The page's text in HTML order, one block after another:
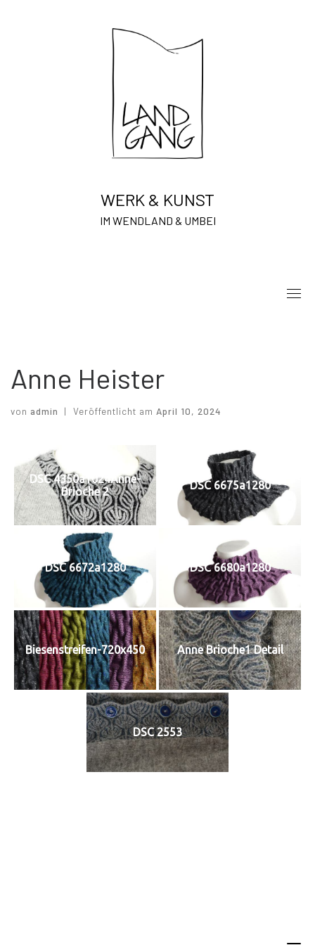
WERK & KUNST
IM WENDLAND & UMBEI
Anne Heister
von admin | Veröffentlicht am April 10, 2024
DSC 4350a1024Anne-
Brioche 2
DSC 6675a1280
DSC 6672a1280 DSC 6680a1280
Biesenstreifen-720x450 Anne Brioche1 Detail
DSC 2553